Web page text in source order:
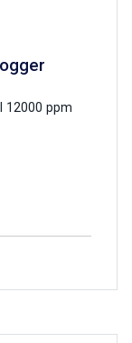
12000 ppm